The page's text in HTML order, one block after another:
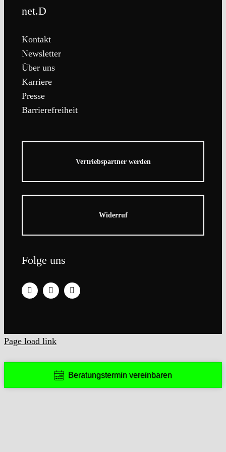
net.D
Kontakt
Newsletter
Über uns
Karriere
Presse
Barrierefreiheit
Vertriebspartner werden
Widerruf
Folge uns
Page load link
Beratungstermin vereinbaren